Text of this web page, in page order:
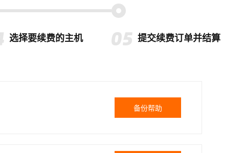
选择要续费的主机 提交续费订单并结算
备份帮助